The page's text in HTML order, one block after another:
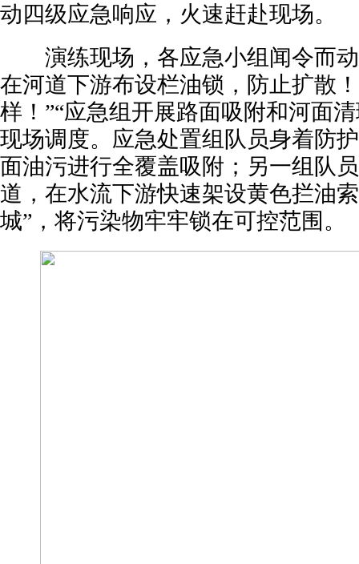
动四级应急响应，火速赶赴现场。
演练现场，各应急小组闻令而动
在河道下游布设栏油锁，防止扩散
样！”“应急组开展路面吸附和河面
现场调度。应急处置组队员身着防
面油污进行全覆盖吸附；另一组队
道，在水流下游快速架设黄色拦油
城”，将污染物牢牢锁在可控范围。